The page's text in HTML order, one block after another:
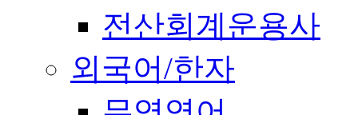
전산회계운용사
외국어/한자